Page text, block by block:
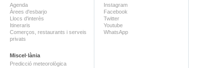
Agenda
Àrees d'esbarjo
Llocs d'interès
Itineraris
Comerços, restaurants i serveis
privats
Miscel·lània
Predicció meteorològica
Instagram
Facebook
Twitter
Youtube
WhatsApp